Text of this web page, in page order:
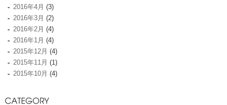
2016年4月 (3)
2016年3月 (2)
2016年2月 (4)
2016年1月 (4)
2015年12月 (4)
2015年11月 (1)
2015年10月 (4)